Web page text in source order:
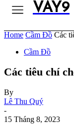
VAY9
Home Cầm Đồ Các
Cầm Đồ
Các tiêu chí
By
Lê Thu Quý
-
15 Tháng 8, 2023